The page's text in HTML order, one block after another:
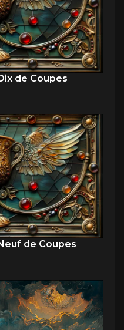
de Coupes
de Coupes